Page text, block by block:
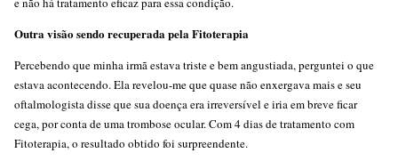
Outra visão sendo recuperada pela Fitoterapia
Percebendo que minha irmã estava triste e bem angustiada, perguntei o que
estava acontecendo. Ela revelou-me que quase não enxergava mais e seu
oftalmologista disse que sua doença era irreversível e iria em breve ficar
cega, por conta de uma trombose ocular. Com 4 dias de tratamento com
Fitoterapia, o resultado obtido foi surpreendente.